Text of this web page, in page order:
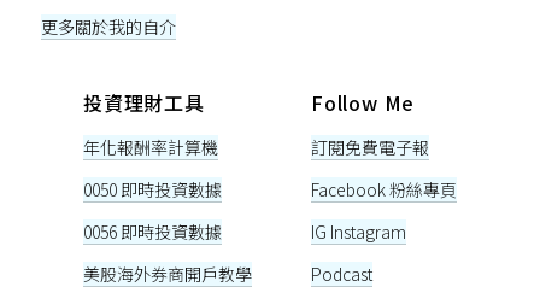
更多關於我的自介
投資理財工具
年化報酬率計算機
0050 即時投資數據
0056 即時投資數據
美股海外券商開戶教學
Follow Me
訂閱免費電子報
Facebook 粉絲專頁
IG Instagram
Podcast